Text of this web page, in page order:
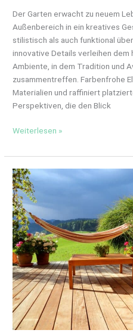
Der Garten erwacht zu neuem
Außenbereich in ein kreatives
stilistisch als auch funktional
innovative Details verleihen dem
Ambiente, in dem Tradition und
zusammentreffen. Farbenfrohe
Materialien und raffiniert
Perspektiven, die den Blick
Weiterlesen »
Wohlfühlambiente
im
Freien
–
Tipps
für
gemütliche
Gartengestaltung